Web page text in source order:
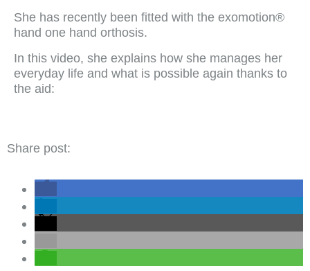
She has recently been fitted with the exomotion®
hand one hand orthosis.
In this video, she explains how she manages her
everyday life and what is possible again thanks to
the aid:
Share post: